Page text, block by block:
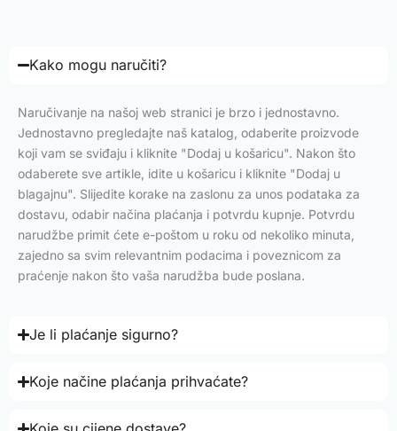
Kako mogu naručiti?
Naručivanje na našoj web stranici je brzo i jednostavno.
Jednostavno pregledajte naš katalog, odaberite proizvode
koji vam se sviđaju i kliknite "Dodaj u košaricu". Nakon što
odaberete sve artikle, idite u košaricu i kliknite "Dodaj u
blagajnu". Slijedite korake na zaslonu za unos podataka za
dostavu, odabir načina plaćanja i potvrdu kupnje. Potvrdu
narudžbe primit ćete e-poštom u roku od nekoliko minuta,
zajedno sa svim relevantnim podacima i poveznicom za
praćenje nakon što vaša narudžba bude poslana.
Je li plaćanje sigurno?
Koje načine plaćanja prihvaćate?